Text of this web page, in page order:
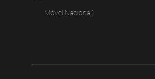
Móvel Nacional)